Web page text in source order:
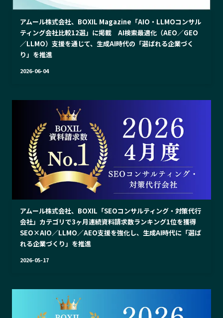
アムール株式会社、BOXIL Magazine「AIO・LLMOコンサル
ティング会社比較12選」に掲載 AI検索最適化（AEO／GEO
／LLMO）支援を通じて、生成AI時代の「選ばれる企業づく
り」を推進
2026-06-04
アムール株式会社、BOXIL「SEOコンサルティング・対策代行
会社」カテゴリで3ヶ月連続資料請求数ランキング1位を獲得
SEO×AIO／LLMO／AEO支援を強化し、生成AI時代に「選ば
れる企業づくり」を推進
2026-05-17